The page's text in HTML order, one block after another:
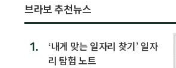
브라보 추천뉴스
1.
‘내게 맞는 일자리 찾기’ 일자
리 탐험 노트